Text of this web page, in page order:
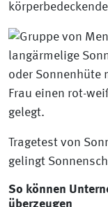
Tragetest von
gelingt
So können
überzeugen